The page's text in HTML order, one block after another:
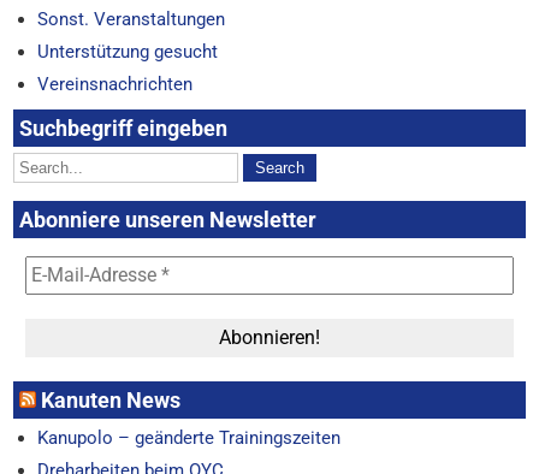
Sonst. Veranstaltungen
Unterstützung gesucht
Vereinsnachrichten
Suchbegriff eingeben
Abonniere unseren Newsletter
Kanuten News
Kanupolo – geänderte Trainingszeiten